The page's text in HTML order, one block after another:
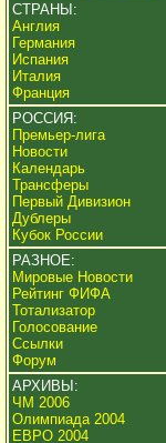
СТРАНЫ:
Англия
Германия
Испания
Италия
Франция
РОССИЯ:
Премьер-лига
Новости
Календарь
Трансферы
Первый Дивизион
Дублеры
Кубок России
РАЗНОЕ:
Мировые Новости
Рейтинг ФИФА
Тотализатор
Голосование
Ссылки
Форум
АРХИВЫ:
ЧМ 2006
Олимпиада 2004
ЕВРО 2004